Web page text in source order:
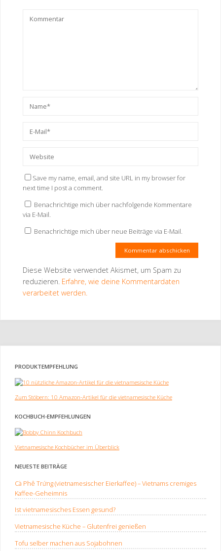
Save my name, email, and site URL in my browser for
next time I post a comment.
Benachrichtige mich über nachfolgende Kommentare
via E-Mail.
Benachrichtige mich über neue Beiträge via E-Mail.
Diese Website verwendet Akismet, um Spam zu
reduzieren. Erfahre, wie deine Kommentardaten
verarbeitet werden.
PRODUKTEMPFEHLUNG
Zum Stöbern: 10 Amazon-Artikel für die vietnamesische Küche
KOCHBUCH-EMPFEHLUNGEN
Vietnamesische Kochbücher im Überblick
NEUESTE BEITRÄGE
Cà Phê Trứng (vietnamesischer Eierkaffee) – Vietnams cremiges
Kaffee-Geheimnis
Ist vietnamesisches Essen gesund?
Vietnamesische Küche – Glutenfrei genießen
Tofu selber machen aus Sojabohnen